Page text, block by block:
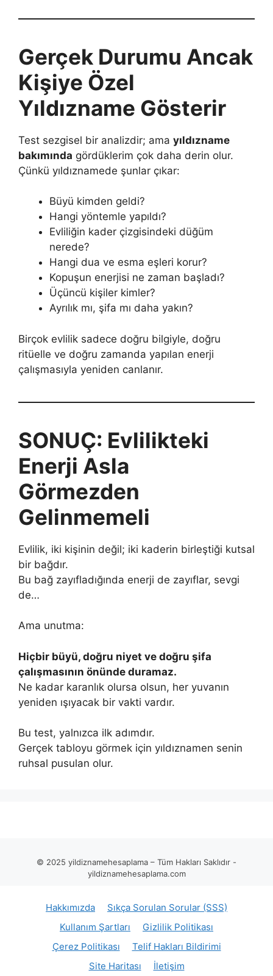
Gerçek Durumu Ancak
Kişiye Özel
Yıldızname Gösterir
Test sezgisel bir analizdir; ama yıldızname
bakımında gördüklerim çok daha derin olur.
Çünkü yıldıznamede şunlar çıkar:
Büyü kimden geldi?
Hangi yöntemle yapıldı?
Evliliğin kader çizgisindeki düğüm
nerede?
Hangi dua ve esma eşleri korur?
Kopuşun enerjisi ne zaman başladı?
Üçüncü kişiler kimler?
Ayrılık mı, şifa mı daha yakın?
Birçok evlilik sadece doğru bilgiyle, doğru
ritüelle ve doğru zamanda yapılan enerji
çalışmasıyla yeniden canlanır.
SONUÇ: Evlilikteki
Enerji Asla
Görmezden
Gelinmemeli
Evlilik, iki kişinin değil; iki kaderin birleştiği kutsal
bir bağdır.
Bu bağ zayıfladığında enerji de zayıflar, sevgi
de…
Ama unutma:
Hiçbir büyü, doğru niyet ve doğru şifa
çalışmasının önünde duramaz.
Ne kadar karanlık olursa olsun, her yuvanın
yeniden ışıyacak bir vakti vardır.
Bu test, yalnızca ilk adımdır.
Gerçek tabloyu görmek için yıldıznamen senin
ruhsal pusulan olur.
© 2025 yildiznamehesaplama – Tüm Hakları Saklıdır -
yildiznamehesaplama.com
Hakkımızda
Sıkça Sorulan Sorular (SSS)
Kullanım Şartları
Gizlilik Politikası
Çerez Politikası
Telif Hakları Bildirimi
Site Haritası
İletişim